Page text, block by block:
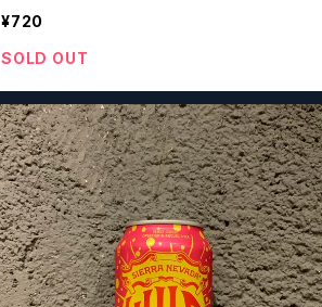
ール】
¥720
SOLD OUT